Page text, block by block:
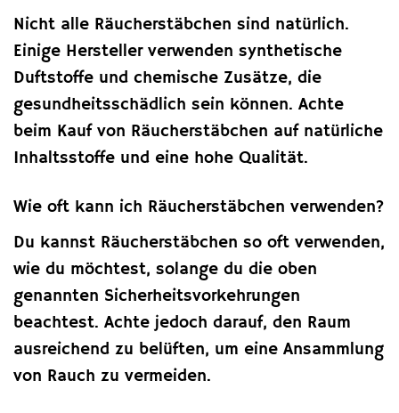
Nicht alle Räucherstäbchen sind natürlich.
Einige Hersteller verwenden synthetische
Duftstoffe und chemische Zusätze, die
gesundheitsschädlich sein können. Achte
beim Kauf von Räucherstäbchen auf natürliche
Inhaltsstoffe und eine hohe Qualität.
Wie oft kann ich Räucherstäbchen verwenden?
Du kannst Räucherstäbchen so oft verwenden,
wie du möchtest, solange du die oben
genannten Sicherheitsvorkehrungen
beachtest. Achte jedoch darauf, den Raum
ausreichend zu belüften, um eine Ansammlung
von Rauch zu vermeiden.